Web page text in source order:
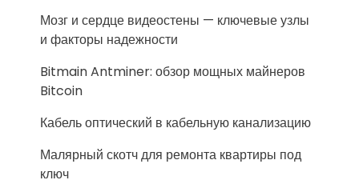
Мозг и сердце видеостены — ключевые узлы
и факторы надежности
Bitmain Antminer: обзор мощных майнеров
Bitcoin
Кабель оптический в кабельную канализацию
Малярный скотч для ремонта квартиры под
ключ